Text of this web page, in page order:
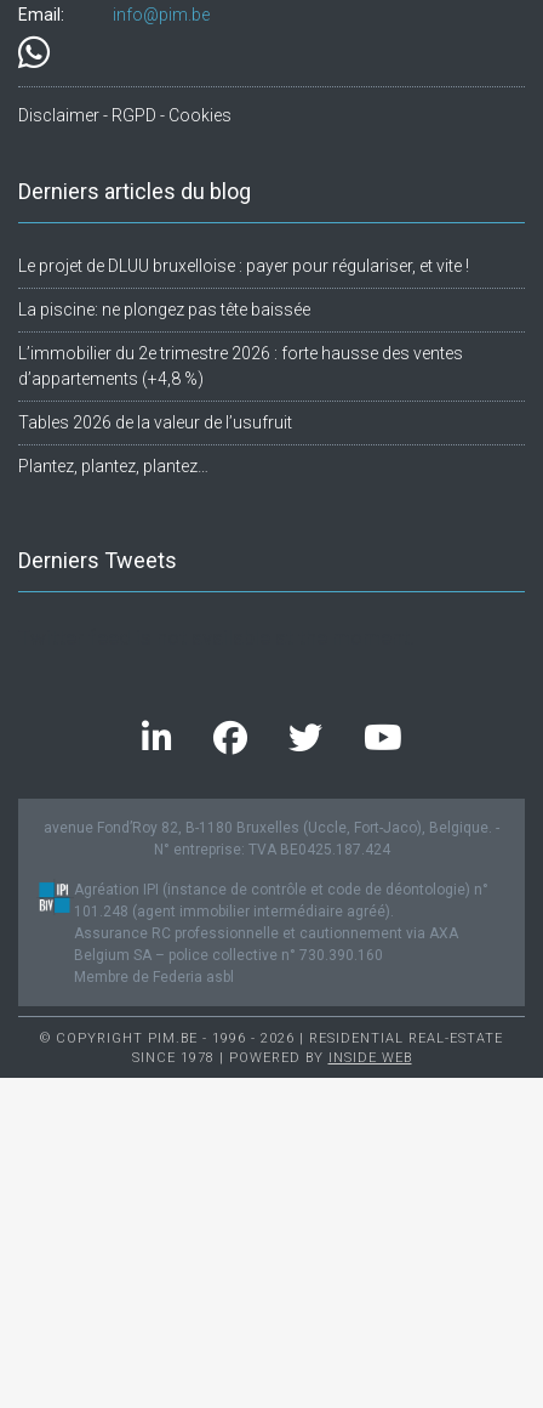
Email:
info@pim.be
Disclaimer - RGPD - Cookies
Derniers articles du blog
Le projet de DLUU bruxelloise : payer pour régulariser, et vite !
La piscine: ne plongez pas tête baissée
L’immobilier du 2e trimestre 2026 : forte hausse des ventes
d’appartements (+4,8 %)
Tables 2026 de la valeur de l’usufruit
Plantez, plantez, plantez…
Derniers Tweets
avenue Fond’Roy 82, B-1180 Bruxelles (Uccle, Fort-Jaco), Belgique. -
N° entreprise: TVA BE0425.187.424
Agréation IPI (instance de contrôle et code de déontologie) n°
101.248 (agent immobilier intermédiaire agréé).
Assurance RC professionnelle et cautionnement via AXA
Belgium SA – police collective n° 730.390.160
Membre de Federia asbl
© COPYRIGHT PIM.BE - 1996 - 2026 | RESIDENTIAL REAL-ESTATE
SINCE 1978 | POWERED BY INSIDE WEB